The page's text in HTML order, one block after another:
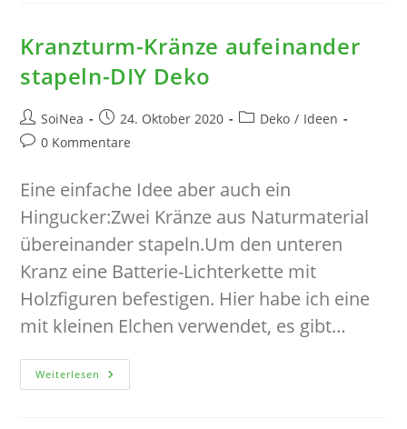
Kranzturm-Kränze aufeinander
stapeln-DIY Deko
Beitrags-
Autor:
SoiNea
Beitrag
veröffentlicht:
24. Oktober 2020
Beitrags-
Deko / Ideen
Beitrags-
0 Kommentare
Eine einfache Idee aber auch ein
Hingucker:Zwei Kränze aus Naturmaterial
übereinander stapeln.Um den unteren
Kranz eine Batterie-Lichterkette mit
Holzfiguren befestigen. Hier habe ich eine
mit kleinen Elchen verwendet, es gibt…
Weiterlesen Kranzturm-
Kränze